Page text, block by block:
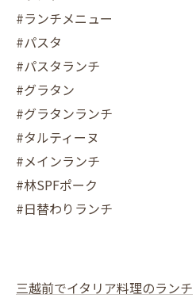
#ランチメニュー
#パスタ
#パスタランチ
#グラタン
#グラタンランチ
#タルティーヌ
#メインランチ
#林SPFポーク
#日替わりランチ
三越前でイタリア料理のランチ